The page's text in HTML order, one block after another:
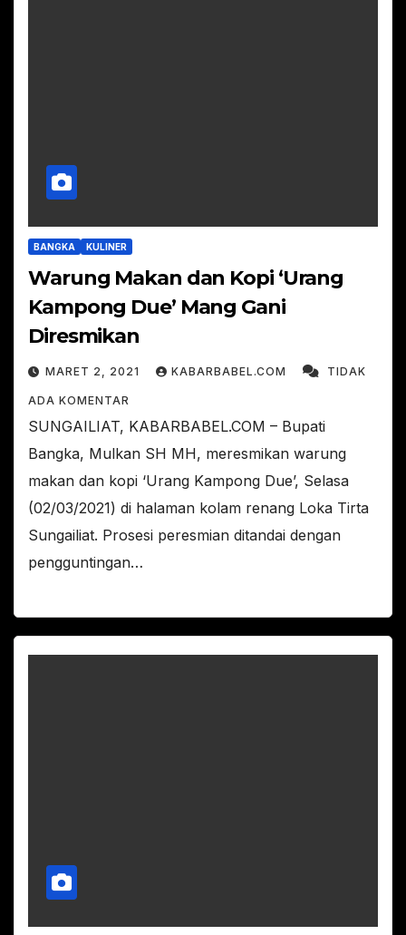
BANGKA KULINER
Warung Makan dan Kopi ‘Urang
Kampong Due’ Mang Gani
Diresmikan
MARET 2, 2021 KABARBABEL.COM TIDAK
ADA KOMENTAR
SUNGAILIAT, KABARBABEL.COM – Bupati
Bangka, Mulkan SH MH, meresmikan warung
makan dan kopi ‘Urang Kampong Due’, Selasa
(02/03/2021) di halaman kolam renang Loka Tirta
Sungailiat. Prosesi peresmian ditandai dengan
pengguntingan…